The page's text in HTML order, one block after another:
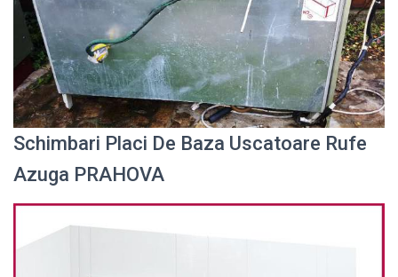
Schimbari Placi De Baza Uscatoare Rufe
Azuga PRAHOVA